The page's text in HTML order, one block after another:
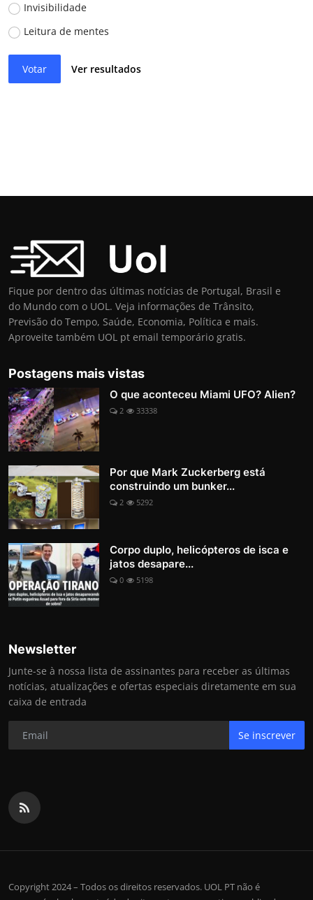
Invisibilidade
Leitura de mentes
Votar Ver resultados
Fique por dentro das últimas notícias de Portugal, Brasil e
do Mundo com o UOL. Veja informações de Trânsito,
Previsão do Tempo, Saúde, Economia, Política e mais.
Aproveite também UOL pt email temporário gratis.
Postagens mais vistas
O que aconteceu Miami UFO? Alien?
2 33338
Por que Mark Zuckerberg está
construindo um bunker...
2 5292
Corpo duplo, helicópteros de isca e
jatos desapare...
0 5198
Newsletter
Junte-se à nossa lista de assinantes para receber as últimas
notícias, atualizações e ofertas especiais diretamente em sua
caixa de entrada
Se inscrever
Copyright 2024 – Todos os direitos reservados. UOL PT não é